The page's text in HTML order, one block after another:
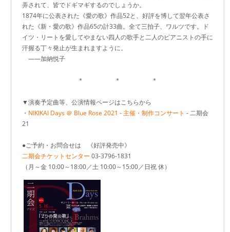
弄されて、皆でドギマギするのでしょうか。
1874年に公表された《愛の歌》作品52と、好評を博して翌年公表さ
れた《新・愛の歌》作品65の計33曲。全て三拍子、ワルツです。ド
イツ・リートを愛してやまない四人の歌手と二人のピアニストの手に
汗握る丁々発止が生まれますように。
――加納悦子
＊ ＊ ＊
▼演奏予定曲等、公演情報ページはこちらから
・ NIKIKAI Days ＠ Blue Rose 2021 - 主催・制作コンサート - 二期会
21
●ご予約・お問合せは 《好評発売中》
二期会チケットセンター 03-3796-1831
（月～金 10:00～18:00／土 10:00～15:00／日祝 休）